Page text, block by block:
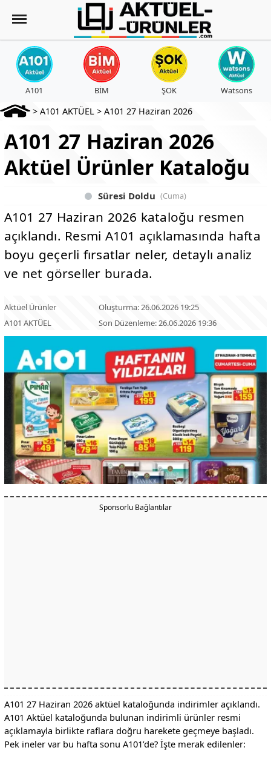
A101 BİM ŞOK Watsons
> A101 AKTÜEL > A101 27 Haziran 2026
A101 27 Haziran 2026
Aktüel Ürünler Kataloğu
Süresi Doldu (Cuma)
A101 27 Haziran 2026 kataloğu resmen
açıklandı. Resmi A101 açıklamasında hafta
boyu geçerli fırsatlar neler, detaylı analiz
ve net görseller burada.
Aktüel Ürünler
A101 AKTÜEL
Oluşturma: 26.06.2026 19:25
Son Düzenleme: 26.06.2026 19:36
Sponsorlu Bağlantılar
A101 27 Haziran 2026 aktüel kataloğunda indirimler açıklandı.
A101 Aktüel kataloğunda bulunan indirimli ürünler resmi
açıklamayla birlikte raflara doğru harekete geçmeye başladı.
Pek ineler var bu hafta sonu A101’de? İşte merak edilenler: